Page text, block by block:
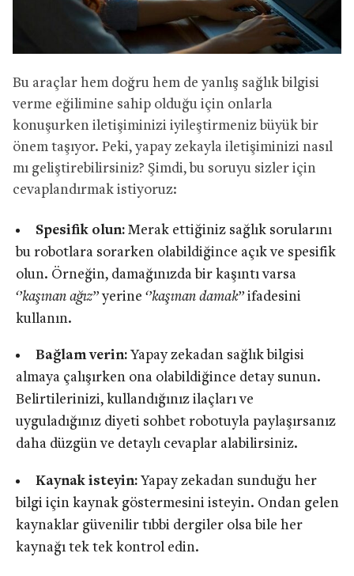
Bu araçlar hem doğru hem de yanlış sağlık bilgisi
verme eğilimine sahip olduğu için onlarla
konuşurken iletişiminizi iyileştirmeniz büyük bir
önem taşıyor. Peki, yapay zekayla iletişiminizi nasıl
mı geliştirebilirsiniz? Şimdi, bu soruyu sizler için
cevaplandırmak istiyoruz:
Spesifik olun: Merak ettiğiniz sağlık sorularını
bu robotlara sorarken olabildiğince açık ve spesifik
olun. Örneğin, damağınızda bir kaşıntı varsa
‘’kaşınan ağız’’yerine ‘’kaşınan damak’’ ifadesini
kullanın.
Bağlam verin: Yapay zekadan sağlık bilgisi
almaya çalışırken ona olabildiğince detay sunun.
Belirtilerinizi, kullandığınız ilaçları ve
uyguladığınız diyeti sohbet robotuyla paylaşırsanız
daha düzgün ve detaylı cevaplar alabilirsiniz.
Kaynak isteyin: Yapay zekadan sunduğu her
bilgi için kaynak göstermesini isteyin. Ondan gelen
kaynaklar güvenilir tıbbi dergiler olsa bile her
kaynağı tek tek kontrol edin.